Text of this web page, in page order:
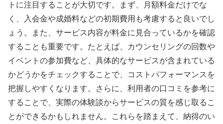
トに注目することが大切です。まず、月額料金だけでな
く、入会金や成婚料などの初期費用も考慮すると良いでし
ょう。また、サービス内容が料金に見合っているかを確認
することも重要です。たとえば、カウンセリングの回数や
イベントの参加費など、具体的なサービスが含まれている
かどうかをチェックすることで、コストパフォーマンスを
把握しやすくなります。さらに、利用者の口コミを参考に
することで、実際の体験談からサービスの質を感じ取るこ
とができるかもしれません。これらを踏まえて、納得のい